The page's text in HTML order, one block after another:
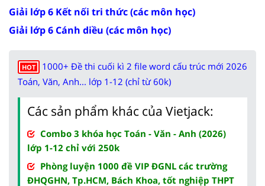
Giải lớp 6 Kết nối tri thức (các môn học)
Giải lớp 6 Cánh diều (các môn học)
HOT
1000+ Đề thi cuối kì 2 file word cấu trúc mới 2026
Toán, Văn, Anh... lớp 1-12 (chỉ từ 60k)
Các sản phẩm khác của Vietjack:
Combo 3 khóa học Toán - Văn - Anh (2026)
lớp 1-12 chỉ với 250k
Phòng luyện 1000 đề VIP ĐGNL các trường
ĐHQGHN, Tp.HCM, Bách Khoa, tốt nghiệp THPT